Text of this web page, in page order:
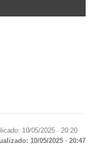
10/05/2025 · 20:20
10/05/2025 · 20:47